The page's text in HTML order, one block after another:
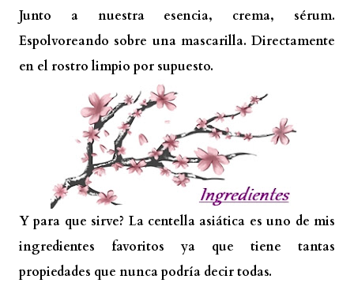
Junto a nuestra esencia, crema, sérum.
Espolvoreando sobre una mascarilla. Directamente
en el rostro limpio por supuesto.
Y para que sirve? La centella asiática es uno de mis
ingredientes favoritos ya que tiene tantas
propiedades que nunca podría decir todas.